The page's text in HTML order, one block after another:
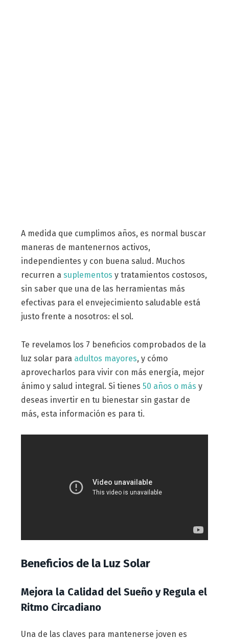
A medida que cumplimos años, es normal buscar
maneras de mantenernos activos,
independientes y con buena salud. Muchos
recurren a suplementos y tratamientos costosos,
sin saber que una de las herramientas más
efectivas para el envejecimiento saludable está
justo frente a nosotros: el sol.
Te revelamos los 7 beneficios comprobados de la
luz solar para adultos mayores, y cómo
aprovecharlos para vivir con más energía, mejor
ánimo y salud integral. Si tienes 50 años o más y
deseas invertir en tu bienestar sin gastar de
más, esta información es para ti.
Beneficios de la Luz Solar
Mejora la Calidad del Sueño y Regula el
Ritmo Circadiano
Una de las claves para mantenerse joven es